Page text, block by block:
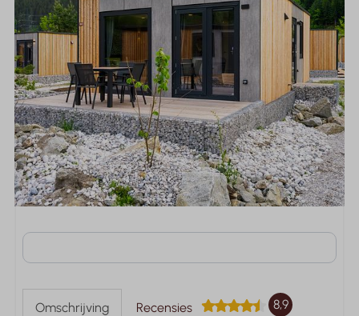
Omschrijving Recensies 8,9